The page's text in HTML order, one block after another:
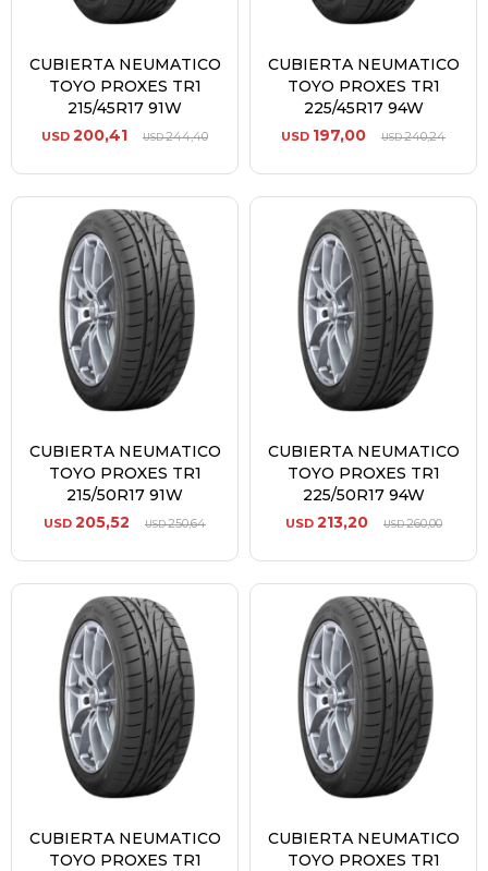
CUBIERTA NEUMATICO
TOYO PROXES TR1
215/45R17 91W
USD 200,41 USD244,40
CUBIERTA NEUMATICO
TOYO PROXES TR1
225/45R17 94W
USD 197,00 USD240,24
CUBIERTA NEUMATICO
TOYO PROXES TR1
215/50R17 91W
USD 205,52 USD250,64
CUBIERTA NEUMATICO
TOYO PROXES TR1
225/50R17 94W
USD 213,20 USD260,00
CUBIERTA NEUMATICO
TOYO PROXES TR1
CUBIERTA NEUMATICO
TOYO PROXES TR1